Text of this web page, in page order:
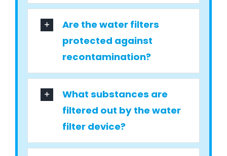
Are the water filters
protected against
recontamination?
What substances are
filtered out by the water
filter device?